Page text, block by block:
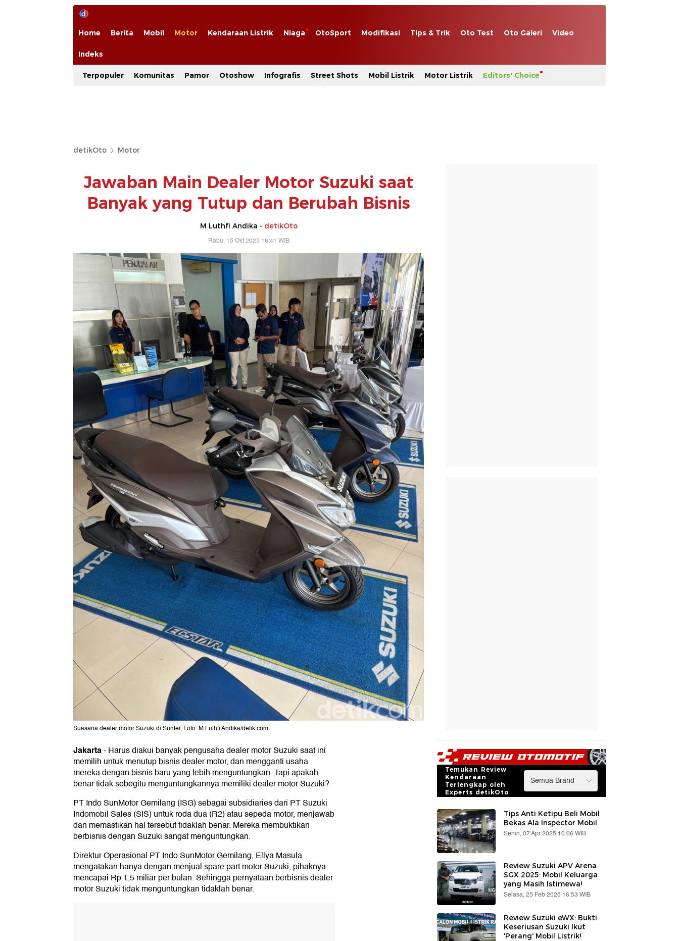
Home Berita Mobil Motor Kendaraan Listrik Niaga OtoSport Modifikasi Tips & Trik Oto Test Oto Galeri Video
Indeks
Terpopuler Komunitas Pamor Otoshow Infografis Street Shots Mobil Listrik Motor Listrik Editors' Choice
detikOto Motor
Jawaban Main Dealer Motor Suzuki saat
Banyak yang Tutup dan Berubah Bisnis
M Luthfi Andika - detikOto
Rabu, 15 Okt 2025 16:41 WIB
Suasana dealer motor Suzuki di Sunter, Foto: M Luthfi Andika/detik.com
Jakarta-Harus diakui banyak pengusaha dealer motor Suzuki saat ini
memilih untuk menutup bisnis dealer motor, dan mengganti usaha
mereka dengan bisnis baru yang lebih menguntungkan. Tapi apakah
benar tidak sebegitu menguntungkannya memiliki dealer motor Suzuki?
PT Indo SunMotor Gemilang (ISG) sebagai subsidiaries dari PT Suzuki
Indomobil Sales (SIS) untuk roda dua (R2) atau sepeda motor, menjawab
dan memastikan hal tersebut tidaklah benar. Mereka membuktikan
berbisnis dengan Suzuki sangat menguntungkan.
Direktur Operasional PT Indo SunMotor Gemilang, Ellya Masula
mengatakan hanya dengan menjual spare part motor Suzuki, pihaknya
mencapai Rp 1,5 miliar per bulan. Sehingga pernyataan berbisnis dealer
motor Suzuki tidak menguntungkan tidaklah benar.
Temukan Review
Kendaraan
Terlengkap oleh
Experts detikOto
Tips Anti Ketipu Beli Mobil
Bekas Ala Inspector Mobil
Senin, 07 Apr 2025 10:06 WIB
Review Suzuki APV Arena
SGX 2025: Mobil Keluarga
yang Masih Istimewa!
Selasa, 25 Feb 2025 16:53 WIB
Review Suzuki eWX: Bukti
Keseriusan Suzuki Ikut
'Perang' Mobil Listrik!